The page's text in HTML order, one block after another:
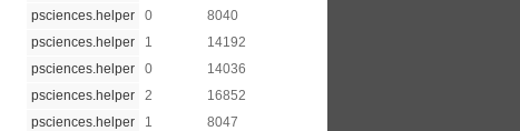
psciences.helper 0
8040
psciences.helper 1
14192
psciences.helper 0
14036
psciences.helper 2
16852
psciences.helper 1
8047